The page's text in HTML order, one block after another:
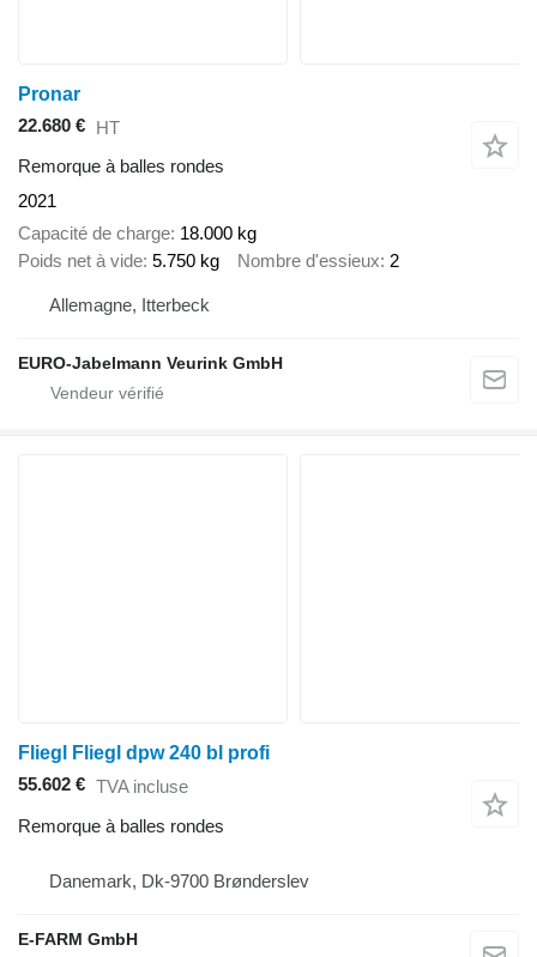
Pronar
22.680 € HT
Remorque à balles rondes
2021
Capacité de charge 18.000 kg
Poids net à vide 5.750 kg Nombre d'essieux 2
Allemagne, Itterbeck
EURO-Jabelmann Veurink GmbH
Fliegl Fliegl dpw 240 bl profi
55.602 € TVA incluse
Remorque à balles rondes
Danemark, Dk-9700 Brønderslev
E-FARM GmbH